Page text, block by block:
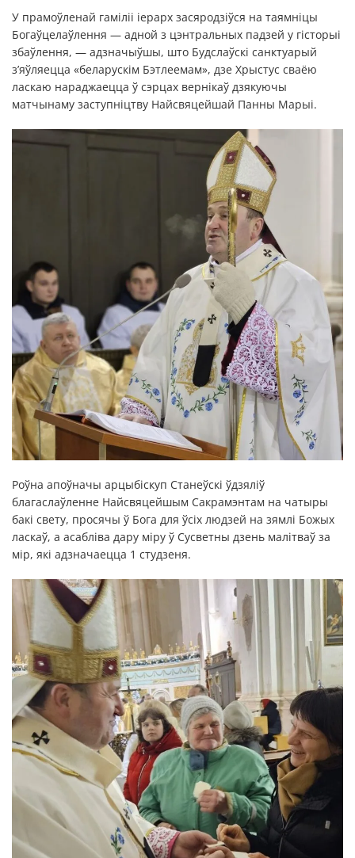
У прамоўленай гаміліі іерарх засяродзіўся на таямніцы
Богаўцелаўлення — адной з цэнтральных падзей у гісторыі
збаўлення, — адзначыўшы, што Будслаўскі санктуарый
з’яўляецца «беларускім Бэтлеемам», дзе Хрыстус сваёю
ласкаю нараджаецца ў сэрцах вернікаў дзякуючы
матчынаму заступніцтву Найсвяцейшай Панны Марыі.
Роўна апоўначы арцыбіскуп Станеўскі ўдзяліў
благаслаўленне Найсвяцейшым Сакрамэнтам на чатыры
бакі свету, просячы ў Бога для ўсіх людзей на зямлі Божых
ласкаў, а асабліва дару міру ў Сусветны дзень малітваў за
мір, які адзначаецца 1 студзеня.